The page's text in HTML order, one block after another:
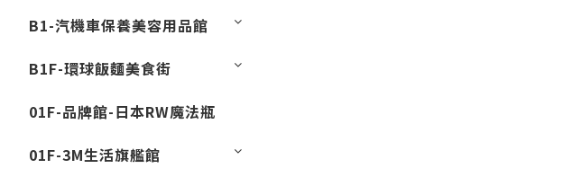
B1-汽機車保養美容用品館
B1F-環球飯麵美食街
01F-品牌館-日本RW魔法瓶
01F-3M生活旗艦館